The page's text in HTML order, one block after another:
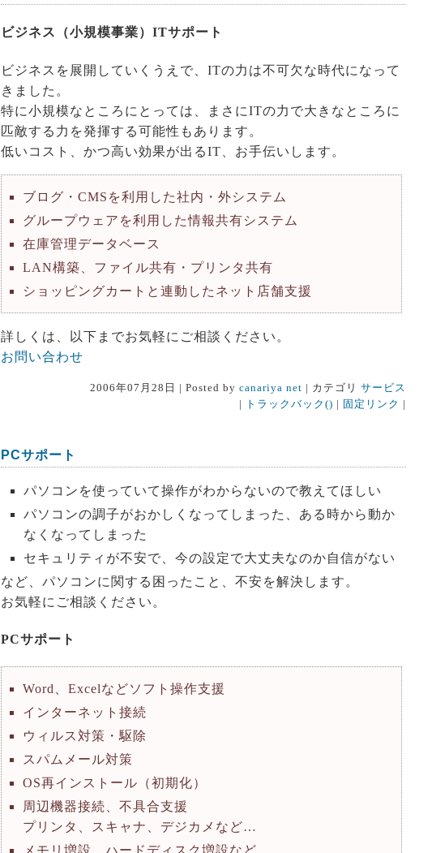
ビジネス（小規模事業）ITサポート
ビジネスを展開していくうえで、ITの力は不可欠な時代になって
きました。
特に小規模なところにとっては、まさにITの力で大きなところに
匹敵する力を発揮する可能性もあります。
低いコスト、かつ高い効果が出るIT、お手伝いします。
ブログ・CMSを利用した社内・外システム
グループウェアを利用した情報共有システム
在庫管理データベース
LAN構築、ファイル共有・プリンタ共有
ショッピングカートと連動したネット店舗支援
詳しくは、以下までお気軽にご相談ください。
お問い合わせ
2006年07月28日 | Posted by canariya net | カテゴリ サービス
|
トラックバック() | 固定リンク |
PCサポート
パソコンを使っていて操作がわからないので教えてほしい
パソコンの調子がおかしくなってしまった、ある時から動か
なくなってしまった
セキュリティが不安で、今の設定で大丈夫なのか自信がない
など、パソコンに関する困ったこと、不安を解決します。
お気軽にご相談ください。
PCサポート
Word、Excelなどソフト操作支援
インターネット接続
ウィルス対策・駆除
スパムメール対策
OS再インストール（初期化）
周辺機器接続、不具合支援
プリンタ、スキャナ、デジカメなど…
メモリ増設、ハードディスク増設など